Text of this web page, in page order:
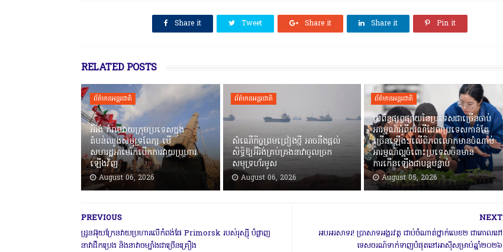
Share it Tweet Share it Share it Pin it
RELATED POSTS
ព័ត៌មានអន្តរជាតិ
អ៊ីរ៉ង់ គំរាមវាយក្រុមប្រទេសក្នុង
តំបន់ឈូងសមុទ្រពែក្ស បើ
សហរដ្ឋអាមេរិកបើកការវាយប្រហារ
ឡើងវិញ
August 06, 2026
ព័ត៌មានអន្តរជាតិ
សំណើកិច្ចព្រមព្រៀងថ្មី អាចនឹងផ្តល់
សិទ្ធិឱ្យអ៊ីរ៉ង់គ្រប់គ្រងនាវាចូលច្រក
សមុទ្រហ័រមូស
August 06, 2026
ព័ត៌មានអន្តរជាតិ
ប្រព័ន្ធ​ផ្សព្វផ្សាយ​នៃ​ប្រទេស​ជាច្រើន​ចាប់
អារម្មណ៍​អំពី​ករណី​ដែល​ប្រទេស​កាន់តែ
ច្រើន​ឡើង​ៗ​លើ​ពិភពលោក​មាន​ចំណាប់​
អារម្មណ៍ល្អ​ចំពោះប្រទេសចិន​មាន​
ការកើនឡើងជាបន្ត​បន្ទាប់​
August 05, 2026
NEXT
អបអរសាទរ! ប្រាសាទអង្គរវត្ត ជាប់ចំណាត់ថ្នាក់លេខ២ ជាគោលដៅ
ទេសចរណ៍ទាក់ទាញបំផុតនៅអាស៊ីសម្រាប់ឆ្នាំ២០២៦
PREVIOUS
ដ្រូនអ៊ុយក្រែនវាយប្រហារលើកំពង់ផែ Primorsk របស់រុស្ស៊ី បំផ្លាញ
នាវាដឹកប្រេង និងនាវាចម្បាំងជាច្រើនគ្រឿង